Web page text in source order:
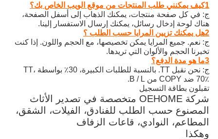
1كيف يمكنني طلب المنتجات من موقع الويب الخاص بك؟
ج: في كل صفحة منتجات، يمكنك الذهاب إلى أسفل الصفحة،
هناك لوحة إدخال رسائل، يمكنك إرسال الاستفسار إلينا.
2هل يمكنك تزيين المرايا حسب الطلب ؟
ج: نعم. جميع المرايا يمكن تخصيصها، مع الحجم واللون. إذا كنت
تخبرنا الحجم والألوان التي تريدها.
3ما هو مدة الدفع؟
ج: نحن نقبل TT. بالنسبة للطلبات الكبيرة، 30٪ بواسطة TT،
70٪ ضد COPY من B / L.
تقبلون بطاقة التسجيل
شركة OEHOME متخصصة في تصدير الأثاث
المصنوع حسب الطلب للفنادق، الفيلات، الشقق،
المطاعم، النوادي، قاعات الزفاف
وهكذا